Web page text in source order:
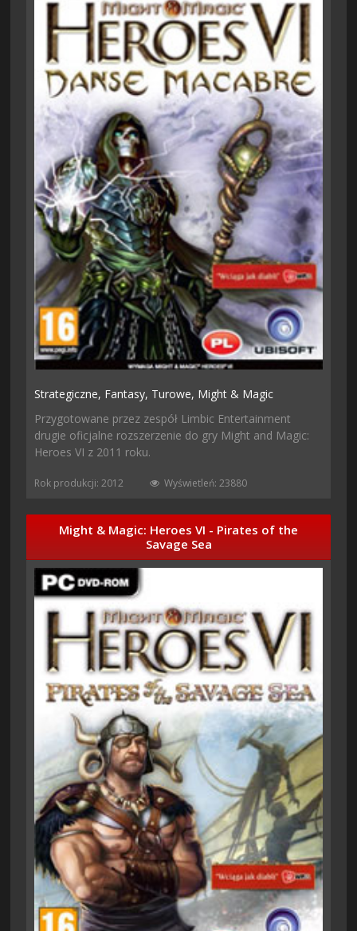
Strategiczne, Fantasy, Turowe, Might & Magic
Przygotowane przez zespół Limbic Entertainment
drugie oficjalne rozszerzenie do gry Might and Magic:
Heroes VI z 2011 roku.
Rok produkcji: 2012 Wyświetleń: 23880
Might & Magic: Heroes VI - Pirates of the
Savage Sea